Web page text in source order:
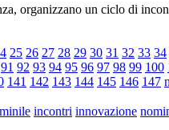
organizzano un ciclo di
25 26 27 28 29 30 31 32 33 34
91 92 93 94 95 96 97 98 99 100
141 142 143 144 145 146 147
incontri innovazione